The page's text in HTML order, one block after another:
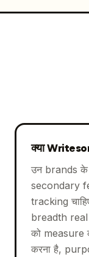
क्या
उन brands के
secondary
tracking
breadth real
को measure
करना है,